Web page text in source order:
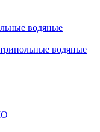
водяные
водяные